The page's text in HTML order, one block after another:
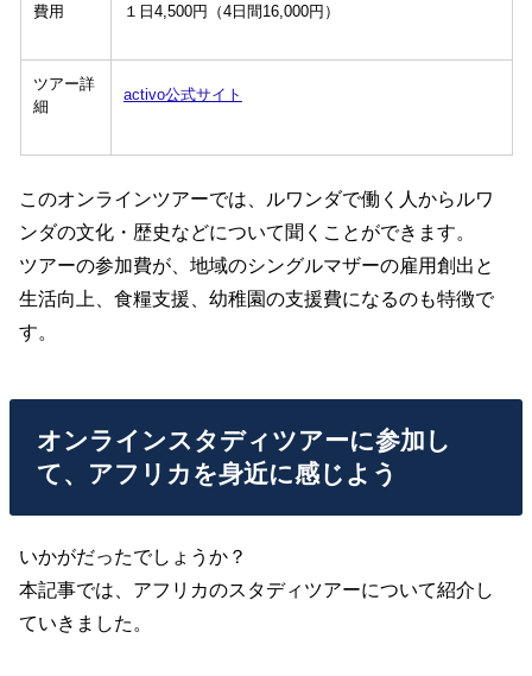
費用 １日4,500円（4日間16,000円）
ツアー詳
細
activo公式サイト
このオンラインツアーでは、ルワンダで働く人からルワ
ンダの文化・歴史などについて聞くことができます。
ツアーの参加費が、地域のシングルマザーの雇用創出と
生活向上、食糧支援、幼稚園の支援費になるのも特徴で
す。
オンラインスタディツアーに参加し
て、アフリカを身近に感じよう
いかがだったでしょうか？
本記事では、アフリカのスタディツアーについて紹介し
ていきました。